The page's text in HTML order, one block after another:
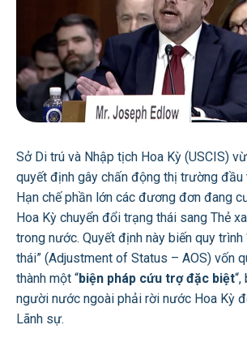
Sở Di trú và Nhập tịch Hoa Kỳ (USCIS)
quyết định gây chấn động thị trường đầu
Hạn chế phần lớn các đương đơn đang
Hoa Kỳ chuyển đổi trạng thái sang Thẻ
trong nước. Quyết định này biến quy trình
thái” (Adjustment of Status – AOS) vốn
thành một “biện pháp cứu trợ đặc biệt
người nước ngoài phải rời nước Hoa Kỳ
Lãnh sự.